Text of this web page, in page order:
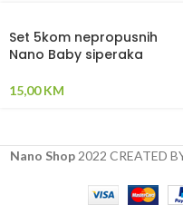
Set 5kom nepropusnih
Nano Baby siperaka
15,00KM
Nano Shop 2022 CREATED